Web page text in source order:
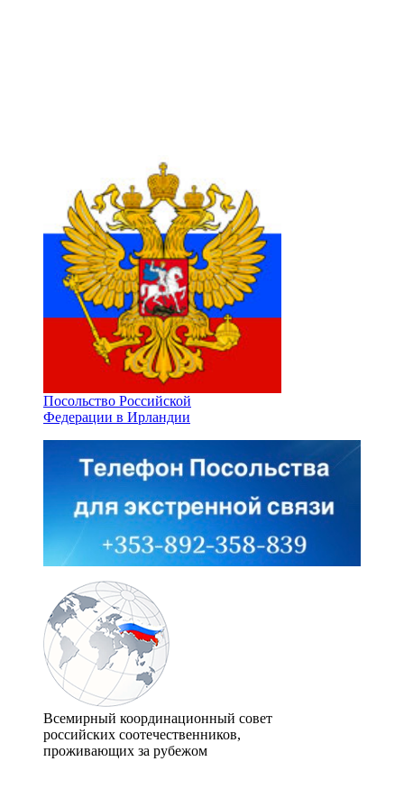
Посольство Российской
Федерации в Ирландии
Всемирный координационный совет
российских соотечественников,
проживающих за рубежом